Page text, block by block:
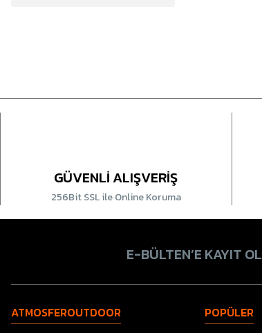
GÜVENLİ ALIŞVERİŞ
256Bit SSL ile Online Koruma
E-BÜLTEN’E KAYIT OL
ATMOSFEROUTDOOR POPÜLER